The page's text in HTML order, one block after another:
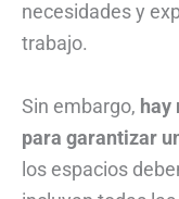
necesidades y
trabajo.
Sin embargo, hay
para garantizar
los espacios